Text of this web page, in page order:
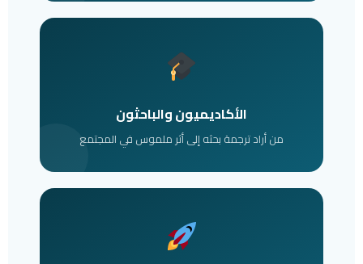
الأكاديميون والباحثون
من أراد ترجمة بحثه إلى أثر ملموس في المجتمع